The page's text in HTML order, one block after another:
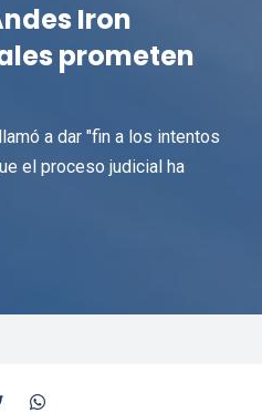
Iron
prometen
a dar "fin a los intentos
el proceso judicial ha